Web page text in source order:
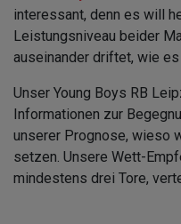
interessant, denn es will
Leistungsniveau beider
auseinander driftet, wie
Unser Young Boys RB
Informationen zur
unserer Prognose, wieso
setzen. Unsere Wett-
mindestens drei Tore,